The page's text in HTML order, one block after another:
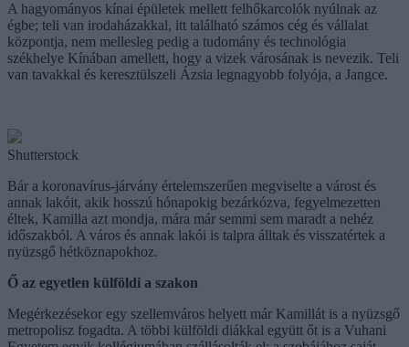
A hagyományos kínai épületek mellett felhőkarcolók nyúlnak az
égbe; teli van irodaházakkal, itt található számos cég és vállalat
központja, nem mellesleg pedig a tudomány és technológia
székhelye Kínában amellett, hogy a vizek városának is nevezik. Teli
van tavakkal és keresztülszeli Ázsia legnagyobb folyója, a Jangce.
Shutterstock
Bár a koronavírus-járvány értelemszerűen megviselte a várost és
annak lakóit, akik hosszú hónapokig bezárkózva, fegyelmezetten
éltek, Kamilla azt mondja, mára már semmi sem maradt a nehéz
időszakból. A város és annak lakói is talpra álltak és visszatértek a
nyüzsgő hétköznapokhoz.
Ő az egyetlen külföldi a szakon
Megérkezésekor egy szellemváros helyett már Kamillát is a nyüzsgő
metropolisz fogadta. A többi külföldi diákkal együtt őt is a Vuhani